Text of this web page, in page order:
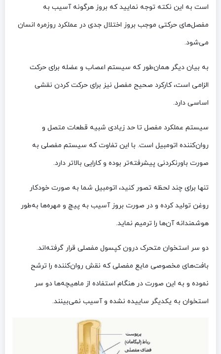
است به این نکته توجه نمایید که بروز هرگونه آسیب به
مفصل‌های حرکتی موجب بروز اختلال جدی در عملکرد روزمره انسان
می‌شود.
به ‌بیان ‌دیگر همان‌طور که سیستم اعصاب و عضله برای حرکت
الزامی است، کارکرد صحیح مفصل نیز برای حرکت کردن نقشی
اساسی دارد.
سیستم عملکرد مفصل تا حد زیادی شبیه قطعات متصل و
روان‌کننده اتومبیل است. با این تفاوت که سیستم مفصلی به
صورت باورنکردنی پیشرفته‌تر بوده و کارایی بالاتر دارد.
تنها برای چند لحظه تصور کنید، اتومبیل شما به صورت خودکار
روغن تولید کرده و در صورت بروز آسیب به پیچ و مهره‌ها به‌طور
هوشمندانه آن‌ها را ترمیم نماید.
دو سر استخوان متحرک درون کپسول مفصلی قرار گرفته‌اند.
بافت‌های مخصوصی مایع مفصلی که نقش روان‌کننده را ترشح
نموده و به این صورت در هنگام استفاده از ماهیچه‌ها دو سر
استخوان به یکدیگر ساییده نشده و آسیب نمی‌بینند.